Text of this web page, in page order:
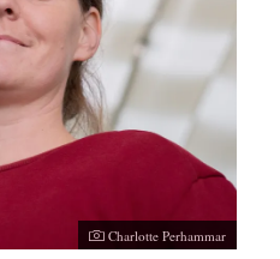
Charlotte Perhammar